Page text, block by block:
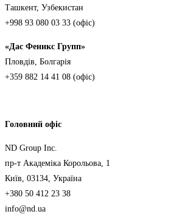
Ташкент, Узбекистан
+998 93 080 03 33 (офіс)
«Дас Феникс Групп»
Пловдів, Болгарія
+359 882 14 41 08 (офіс)
Головний офіс
ND Group Inc.
пр-т Академіка Корольова, 1
Київ, 03134, Україна
+380 50 412 23 38
info@nd.ua